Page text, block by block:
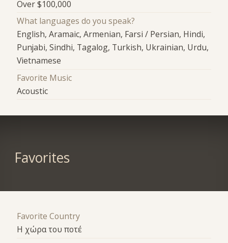
Over $100,000
What languages do you speak?
English, Aramaic, Armenian, Farsi / Persian, Hindi,
Punjabi, Sindhi, Tagalog, Turkish, Ukrainian, Urdu,
Vietnamese
Favorite Music
Acoustic
Favorites
Favorite Country
Η χώρα του ποτέ